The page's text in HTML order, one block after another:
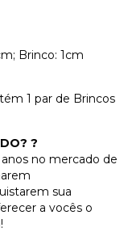
Brinco: 1cm
1 par de Brincos
?
no mercado de
sua
a vocês o